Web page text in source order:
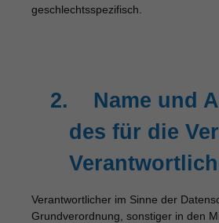
geschlechtsspezifisch.
2.
Name und
des für die
Verantwortlicher im Sinne der
Grundverordnung, sonstiger in den